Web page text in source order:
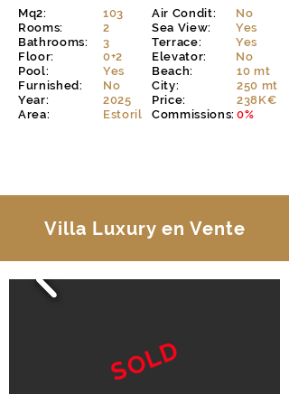
Mq2:
Rooms:
Bathrooms:
Floor:
103
2
3
0+2
Air Condit:
Sea View:
Terrace:
Elevator:
No
Yes
Yes
No
Pool:
Furnished:
Year:
Area:
Yes
No
2025
Estoril
Beach:
City:
Price:
Commissions:
10 mt
250 mt
238K€
0%
Villa Luxury en Vente
SOLD